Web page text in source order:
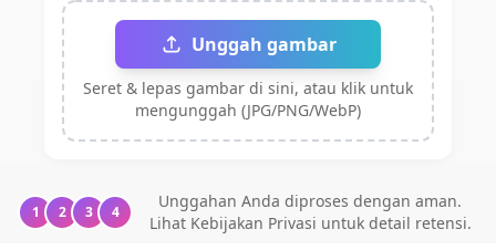
Unggah gambar
Seret & lepas gambar di sini, atau klik untuk
mengunggah (JPG/PNG/WebP)
1 2 3 4
Unggahan Anda diproses dengan aman.
Lihat Kebijakan Privasi untuk detail retensi.